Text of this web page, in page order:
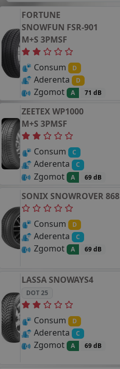
FORTUNE
SNOWFUN FSR-901
M+S 3PMSF
Consum D
Aderenta D
Zgomot A 71 dB
ZEETEX WP1000
M+S 3PMSF
Consum C
Aderenta C
Zgomot A 69 dB
SONIX SNOWROVER 868
Consum D
Aderenta C
Zgomot A 69 dB
LASSA SNOWAYS4
DOT 25
Consum D
Aderenta C
Zgomot A 69 dB